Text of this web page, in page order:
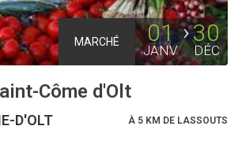
MARCHÉ 01
JANV
30
DÉC
Côme d'Olt
D'OLT À 5 KM DE LASSOUTS